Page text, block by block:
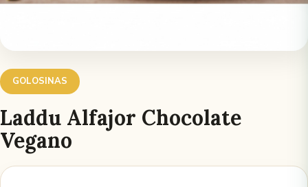
GOLOSINAS
Laddu Alfajor Chocolate
Vegano